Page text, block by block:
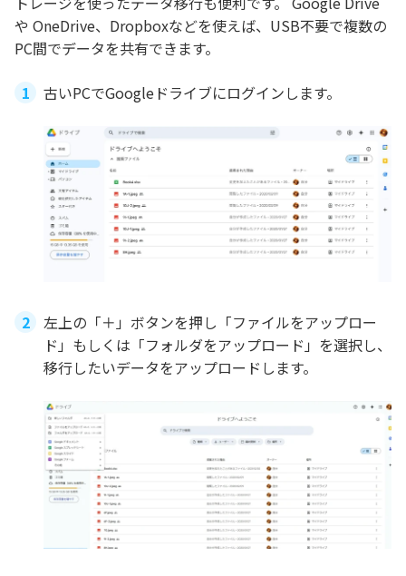
や OneDrive、Dropboxなどを使えば、USB不要で複数の
PC間でデータを共有できます。
古いPCでGoogleドライブにログインします。
左上の「＋」ボタンを押し「ファイルをアップロー
ド」もしくは「フォルダをアップロード」を選択し、
移行したいデータをアップロードします。